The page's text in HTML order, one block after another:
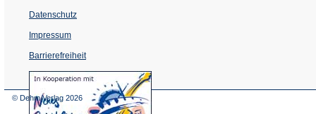
Datenschutz
Impressum
Barrierefreiheit
(Öffnet
in
© Dehm Verlag 2026